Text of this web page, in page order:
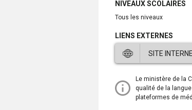
NIVEAUX SCOLAIRES
tous les niveaux
LIENS EXTERNES
SITE
lien
ouvre
Le ministère de la
qualité de la
plateformes de